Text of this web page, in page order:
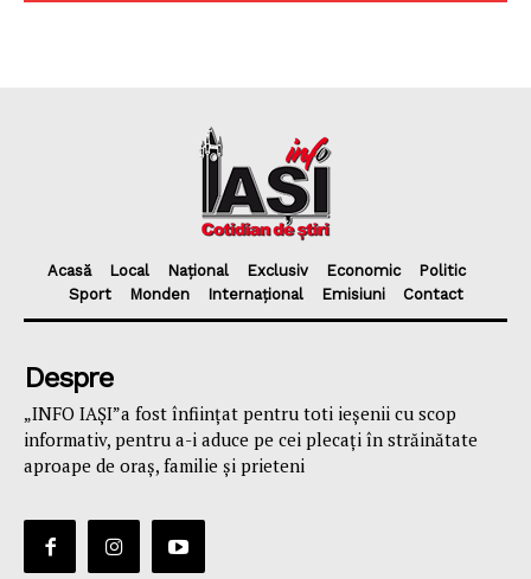
Acasă Local Național Exclusiv Economic
Politic
Sport
Monden Internațional Emisiuni Contact
Despre
„INFO IAȘI”a fost înfiinţat pentru toti ieşenii cu scop
informativ, pentru a-i aduce pe cei plecaţi în străinătate
aproape de oraş, familie și prieteni